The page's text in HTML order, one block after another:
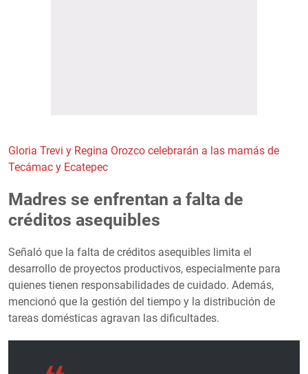
Gloria Trevi y Regina Orozco celebrarán a las mamás de
Tecámac y Ecatepec
Madres se enfrentan a falta de
créditos asequibles
Señaló que la falta de créditos asequibles limita el
desarrollo de proyectos productivos, especialmente para
quienes tienen responsabilidades de cuidado. Además,
mencionó que la gestión del tiempo y la distribución de
tareas domésticas agravan las dificultades.